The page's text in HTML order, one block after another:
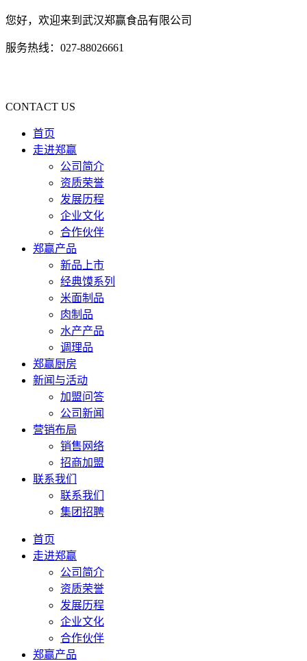
您好，欢迎来到武汉郑赢食品有限公司
服务热线：027-88026661
CONTACT US
首页
走进郑赢
公司简介
资质荣誉
发展历程
企业文化
合作伙伴
郑赢产品
新品上市
经典馍系列
米面制品
肉制品
水产产品
调理品
郑赢厨房
新闻与活动
加盟问答
公司新闻
营销布局
销售网络
招商加盟
联系我们
联系我们
集团招聘
首页
走进郑赢
公司简介
资质荣誉
发展历程
企业文化
合作伙伴
郑赢产品